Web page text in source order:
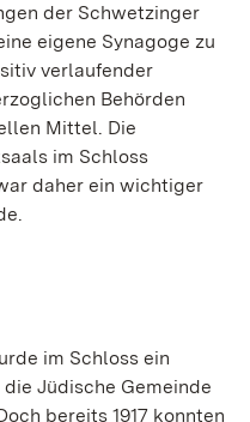
der Schwetzinger
eigene Synagoge zu
verlaufender
Behörden
Mittel. Die
im Schloss
daher ein wichtiger
im Schloss ein
Jüdische Gemeinde
bereits 1917 konnten